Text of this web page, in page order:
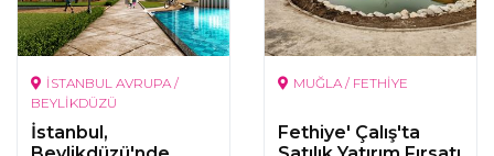
İSTANBUL AVRUPA /
BEYLİKDÜZÜ
İstanbul,
MUĞLA / FETHİYE
Fethiye' Çalış'ta